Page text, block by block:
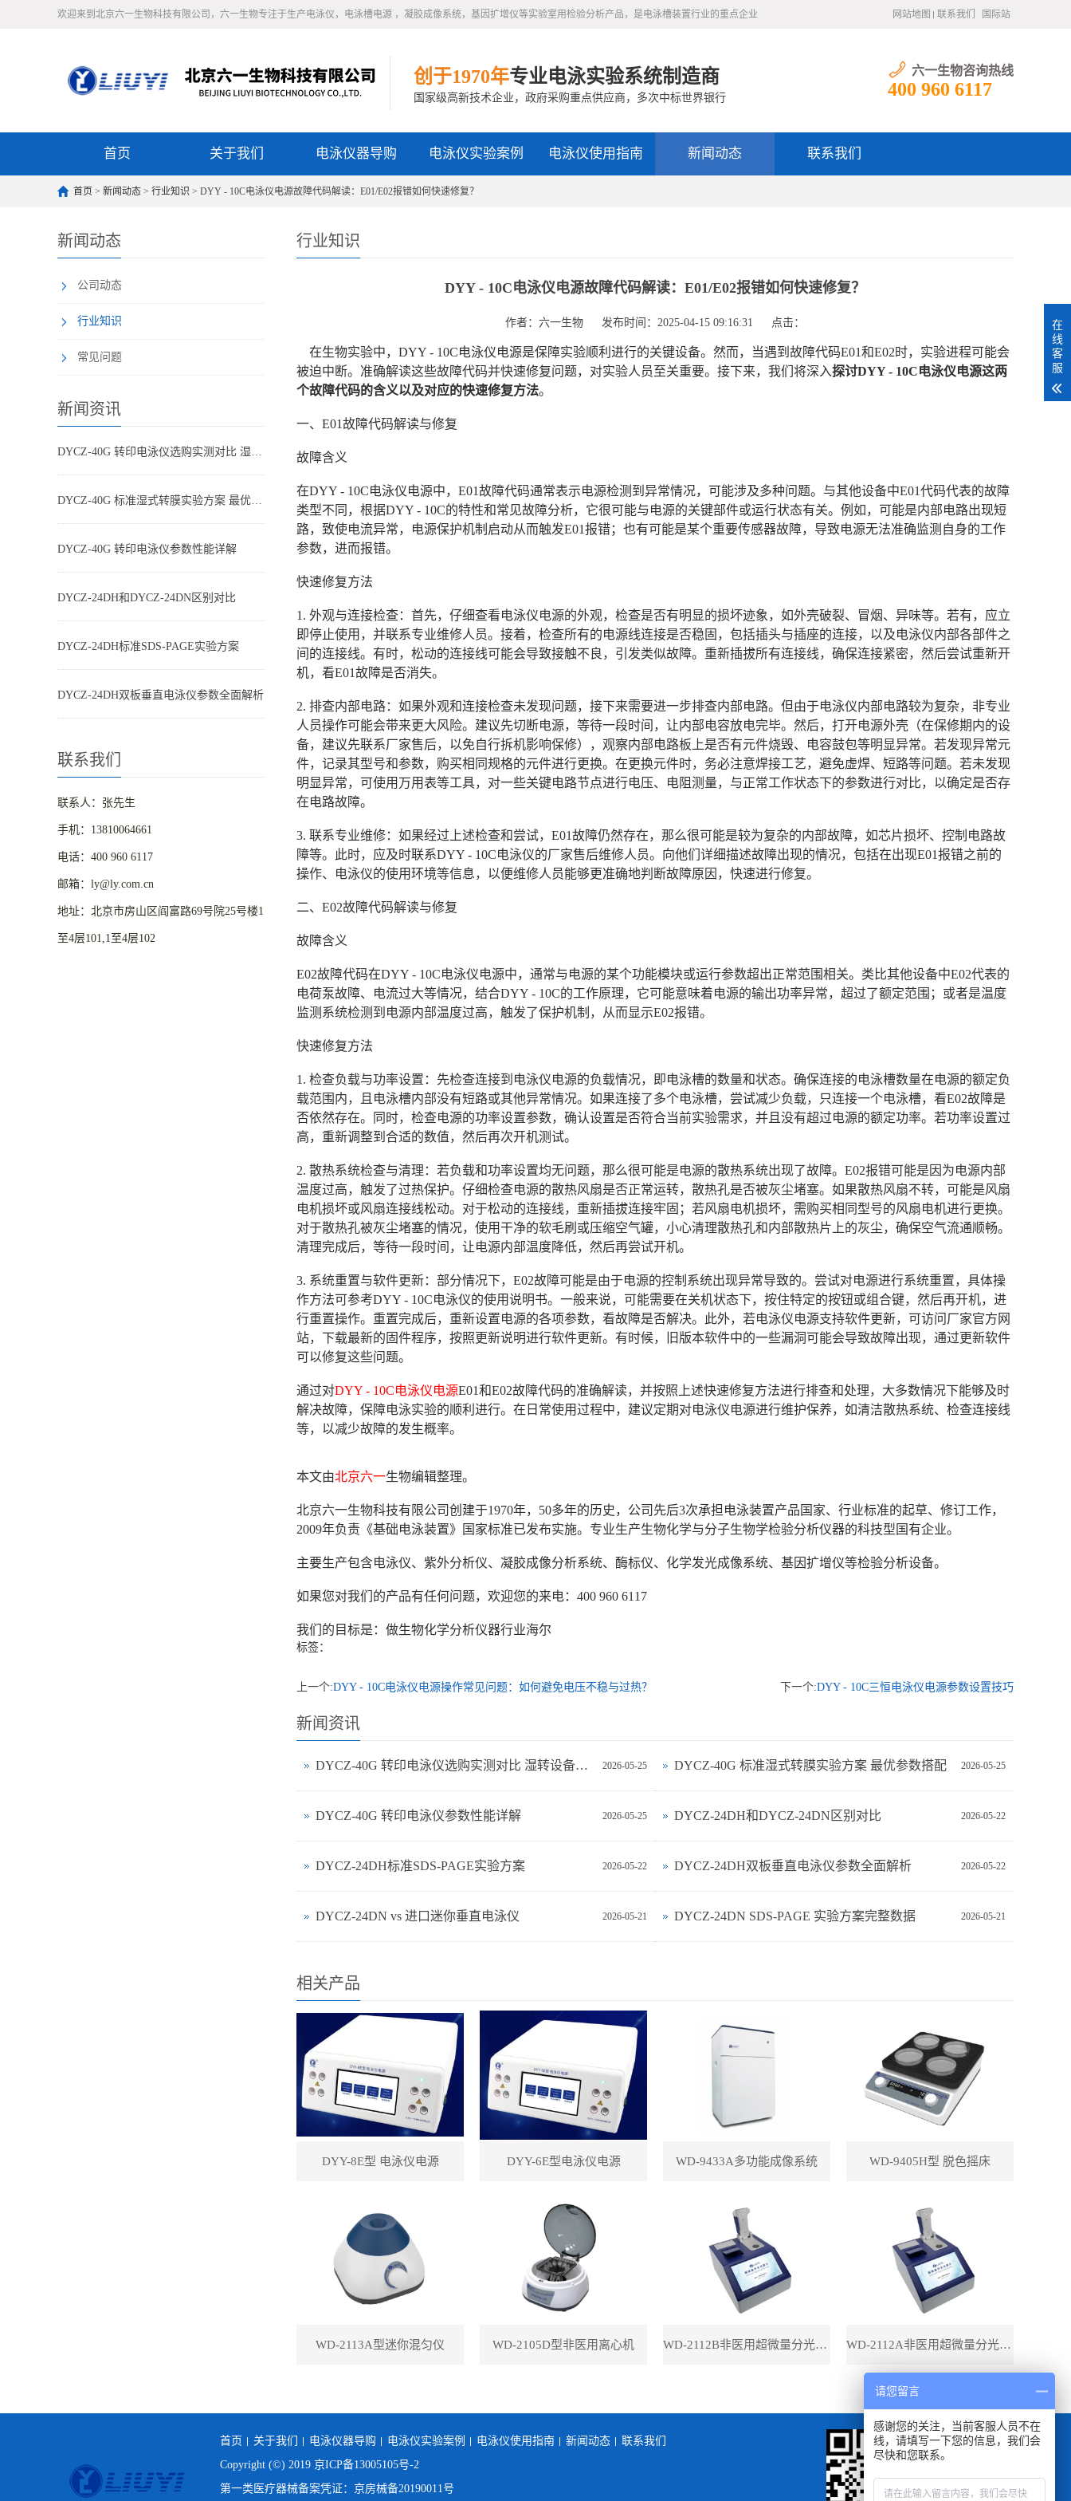
欢迎来到北京六一生物科技有限公司，六一生物专注于生产电泳仪，电泳槽电源 ，凝胶成像系统，基因扩增仪等实验室用检验分析产品，是电泳槽装置行业的重点企业 网站地图 联系我们 国际站
创于1970年专业电泳实验系统制造商
国家级高新技术企业，政府采购重点供应商，多次中标世界银行
六一生物咨询热线
400 960 6117
首页 关于我们 电泳仪器导购 电泳仪实验案例 电泳仪使用指南 新闻动态 联系我们
首页 > 新闻动态 > 行业知识 > DYY - 10C电泳仪电源故障代码解读：E01/E02报错如何快速修复？‌
新闻动态
公司动态
行业知识
常见问题
新闻资讯
DYCZ-40G 转印电泳仪选购实测对比 湿转设备怎么选不踩坑
DYCZ-40G 标准湿式转膜实验方案 最优参数搭配
DYCZ-40G 转印电泳仪参数性能详解
DYCZ-24DH和DYCZ-24DN区别对比
DYCZ-24DH标准SDS-PAGE实验方案
DYCZ-24DH双板垂直电泳仪参数全面解析
联系我们
联系人：张先生
手机：13810064661
电话：400 960 6117
邮箱：ly@ly.com.cn
地址：北京市房山区阎富路69号院25号楼1
至4层101,1至4层102
行业知识
DYY - 10C电泳仪电源故障代码解读：E01/E02报错如何快速修复？‌
作者：六一生物 发布时间：2025-04-15 09:16:31 点击：
在生物实验中，DYY - 10C电泳仪电源是保障实验顺利进行的关键设备。然而，当遇到故障代码E01和E02时，实验进程可能会
被迫中断。准确解读这些故障代码并快速修复问题，对实验人员至关重要。接下来，我们将深入探讨DYY - 10C电泳仪电源这两
个故障代码的含义以及对应的快速修复方法。
一、E01故障代码解读与修复
故障含义
在DYY - 10C电泳仪电源中，E01故障代码通常表示电源检测到异常情况，可能涉及多种问题。与其他设备中E01代码代表的故障
类型不同，根据DYY - 10C的特性和常见故障分析，它很可能与电源的关键部件或运行状态有关。例如，可能是内部电路出现短
路，致使电流异常，电源保护机制启动从而触发E01报错；也有可能是某个重要传感器故障，导致电源无法准确监测自身的工作
参数，进而报错。
快速修复方法
1. 外观与连接检查：首先，仔细查看电泳仪电源的外观，检查是否有明显的损坏迹象，如外壳破裂、冒烟、异味等。若有，应立
即停止使用，并联系专业维修人员。接着，检查所有的电源线连接是否稳固，包括插头与插座的连接，以及电泳仪内部各部件之
间的连接线。有时，松动的连接线可能会导致接触不良，引发类似故障。重新插拔所有连接线，确保连接紧密，然后尝试重新开
机，看E01故障是否消失。
2. 排查内部电路：如果外观和连接检查未发现问题，接下来需要进一步排查内部电路。但由于电泳仪内部电路较为复杂，非专业
人员操作可能会带来更大风险。建议先切断电源，等待一段时间，让内部电容放电完毕。然后，打开电源外壳（在保修期内的设
备，建议先联系厂家售后，以免自行拆机影响保修），观察内部电路板上是否有元件烧毁、电容鼓包等明显异常。若发现异常元
件，记录其型号和参数，购买相同规格的元件进行更换。在更换元件时，务必注意焊接工艺，避免虚焊、短路等问题。若未发现
明显异常，可使用万用表等工具，对一些关键电路节点进行电压、电阻测量，与正常工作状态下的参数进行对比，以确定是否存
在电路故障。
3. 联系专业维修：如果经过上述检查和尝试，E01故障仍然存在，那么很可能是较为复杂的内部故障，如芯片损坏、控制电路故
障等。此时，应及时联系DYY - 10C电泳仪的厂家售后维修人员。向他们详细描述故障出现的情况，包括在出现E01报错之前的
操作、电泳仪的使用环境等信息，以便维修人员能够更准确地判断故障原因，快速进行修复。
二、E02故障代码解读与修复
故障含义
E02故障代码在DYY - 10C电泳仪电源中，通常与电源的某个功能模块或运行参数超出正常范围相关。类比其他设备中E02代表的
电荷泵故障、电流过大等情况，结合DYY - 10C的工作原理，它可能意味着电源的输出功率异常，超过了额定范围；或者是温度
监测系统检测到电源内部温度过高，触发了保护机制，从而显示E02报错。
快速修复方法
1. 检查负载与功率设置：先检查连接到电泳仪电源的负载情况，即电泳槽的数量和状态。确保连接的电泳槽数量在电源的额定负
载范围内，且电泳槽内部没有短路或其他异常情况。如果连接了多个电泳槽，尝试减少负载，只连接一个电泳槽，看E02故障是
否依然存在。同时，检查电源的功率设置参数，确认设置是否符合当前实验需求，并且没有超过电源的额定功率。若功率设置过
高，重新调整到合适的数值，然后再次开机测试。
2. 散热系统检查与清理：若负载和功率设置均无问题，那么很可能是电源的散热系统出现了故障。E02报错可能是因为电源内部
温度过高，触发了过热保护。仔细检查电源的散热风扇是否正常运转，散热孔是否被灰尘堵塞。如果散热风扇不转，可能是风扇
电机损坏或风扇连接线松动。对于松动的连接线，重新插拔连接牢固；若风扇电机损坏，需购买相同型号的风扇电机进行更换。
对于散热孔被灰尘堵塞的情况，使用干净的软毛刷或压缩空气罐，小心清理散热孔和内部散热片上的灰尘，确保空气流通顺畅。
清理完成后，等待一段时间，让电源内部温度降低，然后再尝试开机。
3. 系统重置与软件更新：部分情况下，E02故障可能是由于电源的控制系统出现异常导致的。尝试对电源进行系统重置，具体操
作方法可参考DYY - 10C电泳仪的使用说明书。一般来说，可能需要在关机状态下，按住特定的按钮或组合键，然后再开机，进
行重置操作。重置完成后，重新设置电源的各项参数，看故障是否解决。此外，若电泳仪电源支持软件更新，可访问厂家官方网
站，下载最新的固件程序，按照更新说明进行软件更新。有时候，旧版本软件中的一些漏洞可能会导致故障出现，通过更新软件
可以修复这些问题。
通过对DYY - 10C电泳仪电源E01和E02故障代码的准确解读，并按照上述快速修复方法进行排查和处理，大多数情况下能够及时
解决故障，保障电泳实验的顺利进行。在日常使用过程中，建议定期对电泳仪电源进行维护保养，如清洁散热系统、检查连接线
等，以减少故障的发生概率。
本文由北京六一生物编辑整理。
北京六一生物科技有限公司创建于1970年，50多年的历史，公司先后3次承担电泳装置产品国家、行业标准的起草、修订工作，
2009年负责《基础电泳装置》国家标准已发布实施。专业生产生物化学与分子生物学检验分析仪器的科技型国有企业。
主要生产包含电泳仪、紫外分析仪、凝胶成像分析系统、酶标仪、化学发光成像系统、基因扩增仪等检验分析设备。
如果您对我们的产品有任何问题，欢迎您的来电：400 960 6117
我们的目标是：做生物化学分析仪器行业海尔
标签：
上一个:DYY - 10C电泳仪电源操作常见问题：如何避免电压不稳与过热？‌ 下一个:DYY - 10C三恒电泳仪电源参数设置技巧
新闻资讯
2026-05-25
DYCZ-40G 转印电泳仪选购实测对比 湿转设备怎么选不踩坑 2026-05-25
DYCZ-40G 标准湿式转膜实验方案 最优参数搭配
2026-05-25
DYCZ-40G 转印电泳仪参数性能详解 2026-05-22
DYCZ-24DH和DYCZ-24DN区别对比
2026-05-22
DYCZ-24DH标准SDS-PAGE实验方案 2026-05-22
DYCZ-24DH双板垂直电泳仪参数全面解析
2026-05-21
DYCZ‑24DN vs 进口迷你垂直电泳仪 2026-05-21
DYCZ‑24DN SDS‑PAGE 实验方案完整数据
相关产品
DYY-8E型 电泳仪电源 DYY-6E型电泳仪电源 WD-9433A多功能成像系统 WD-9405H型 脱色摇床
WD-2113A型迷你混匀仪 WD-2105D型非医用离心机 WD-2112B非医用超微量分光光度计（带荧光） WD-2112A非医用超微量分光光度计（不带荧光）
首页 关于我们 电泳仪器导购 电泳仪实验案例 电泳仪使用指南 新闻动态
联系我们
Copyright (©) 2019 京ICP备13005105号-2
第一类医疗器械备案凭证：京房械备20190011号
手机浏览查看
在
线
客
服
请您留言
感谢您的关注，当前客服人员不在
线，请填写一下您的信息，我们会
尽快和您联系。